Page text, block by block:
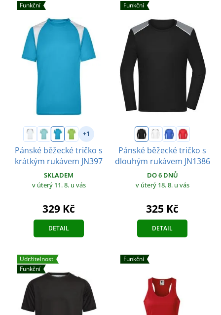
Funkční
+1
Pánské běžecké tričko s
krátkým rukávem JN397
SKLADEM
v úterý 11. 8. u vás
329 Kč
DETAIL
Funkční
Pánské běžecké tričko s
dlouhým rukávem JN1386
DO 6 DNŮ
v úterý 18. 8. u vás
325 Kč
DETAIL
Udržitelnost
Funkční
Funkční